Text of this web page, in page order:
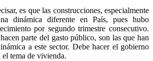
es que las construcciones, especialmente
dinámica diferente en País, pues hubo
por segundo trimestre consecutivo.
parte del gasto público, son las que han
a este sector. Debe hacer el gobierno
el tema de vivienda.